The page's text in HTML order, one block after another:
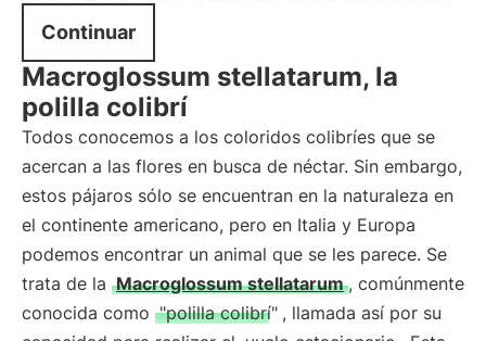
Continuar
Macroglossum stellatarum, la
polilla colibrí
Todos conocemos a los coloridos colibríes que se
acercan a las flores en busca de néctar. Sin embargo,
estos pájaros sólo se encuentran en la naturaleza en
el continente americano, pero en Italia y Europa
podemos encontrar un animal que se les parece. Se
trata de la Macroglossum stellatarum , comúnmente
conocida como "polilla colibrí" , llamada así por su